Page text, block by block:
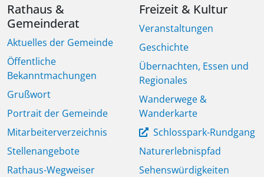
Rathaus &
Gemeinderat
Aktuelles der Gemeinde
Öffentliche
Bekanntmachungen
Grußwort
Portrait der Gemeinde
Mitarbeiterverzeichnis
Stellenangebote
Rathaus-Wegweiser
Freizeit & Kultur
Veranstaltungen
Geschichte
Übernachten, Essen und
Regionales
Wanderwege &
Wanderkarte
Schlosspark-Rundgang
Naturerlebnispfad
Sehenswürdigkeiten